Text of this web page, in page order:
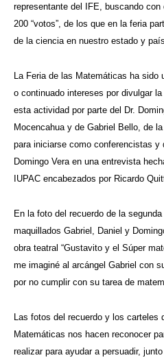
representante del IFE, buscando
200 “votos”, de los que en la feria
de la ciencia en nuestro estado y
La Feria de las Matemáticas ha
o continuado intereses por divulgar
esta actividad por parte del Dr.
Mocencahua y de Gabriel Bello, de
para iniciarse como conferencistas
Domingo Vera en una entrevista
IUPAC encabezados por Ricardo
En la foto del recuerdo de la
maquillados Gabriel, Daniel y
obra teatral “Gustavito y el Súper
me imaginé al arcángel Gabriel con
por no cumplir con su tarea de
Las fotos del recuerdo y los carteles
Matemáticas nos hacen reconocer
realizar para ayudar a persuadir,